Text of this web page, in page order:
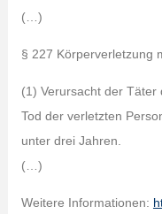
(…)
§ 227 Körperverletzung
(1) Verursacht der
Tod der verletzten
unter drei Jahren.
(…)
Weitere Informationen: